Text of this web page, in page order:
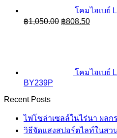
โคมไฮเบย์
฿1,050.00 Original
฿808.50Current
โคมไฮเบย์
BY239P
Recent Posts
ไฟโซล่าเซลล์ในไร่นา ผล
วิธีจัดแสงสปอร์ตไลท์ในสว